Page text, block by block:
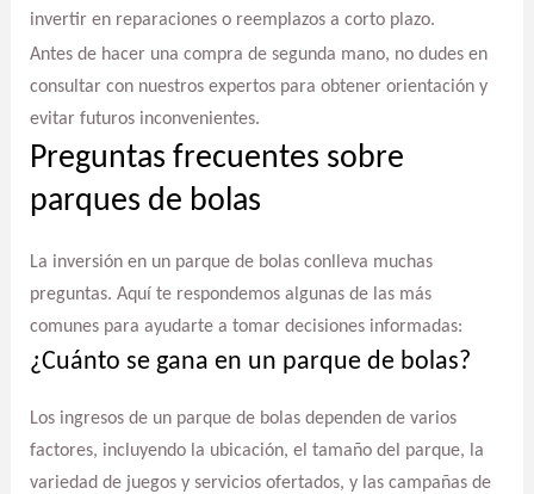
invertir en reparaciones o reemplazos a corto plazo.
Antes de hacer una compra de segunda mano, no dudes en
consultar con nuestros expertos para obtener orientación y
evitar futuros inconvenientes.
Preguntas frecuentes sobre
parques de bolas
La inversión en un parque de bolas conlleva muchas
preguntas. Aquí te respondemos algunas de las más
comunes para ayudarte a tomar decisiones informadas:
¿Cuánto se gana en un parque de bolas?
Los ingresos de un parque de bolas dependen de varios
factores, incluyendo la ubicación, el tamaño del parque, la
variedad de juegos y servicios ofertados, y las campañas de